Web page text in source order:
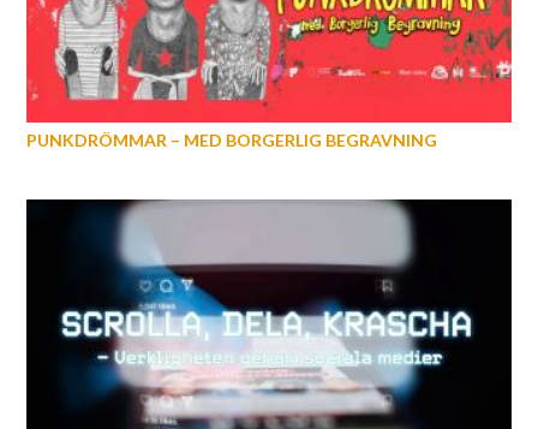
PUNKDRÖMMAR – MED BORGERLIG BEGRAVNING